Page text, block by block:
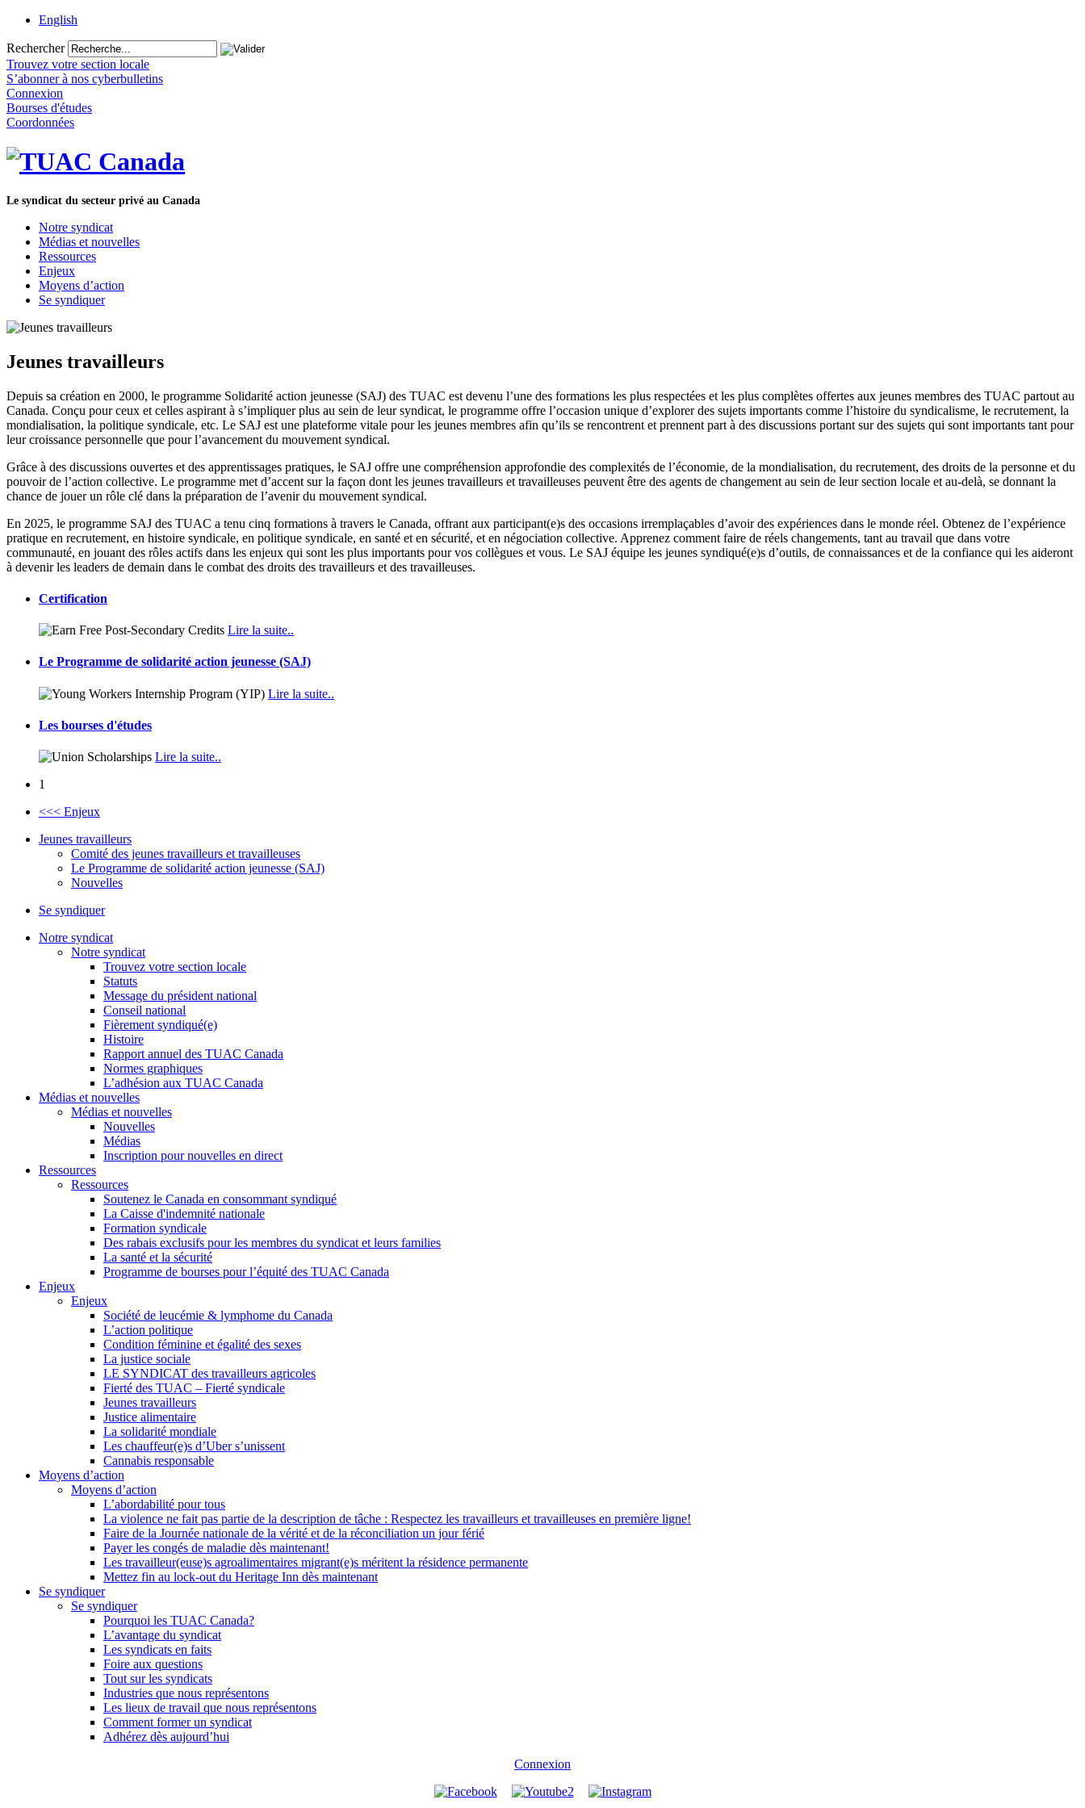
English
Rechercher
Trouvez votre section locale
S’abonner à nos cyberbulletins
Connexion
Bourses d'études
Coordonnées
Le syndicat du secteur privé au Canada
Notre syndicat
Médias et nouvelles
Ressources
Enjeux
Moyens d’action
Se syndiquer
Jeunes travailleurs
Depuis sa création en 2000, le programme Solidarité action jeunesse (SAJ) des TUAC est devenu l’une des formations les plus respectées et les plus complètes offertes aux jeunes membres des TUAC partout au
Canada. Conçu pour ceux et celles aspirant à s’impliquer plus au sein de leur syndicat, le programme offre l’occasion unique d’explorer des sujets importants comme l’histoire du syndicalisme, le recrutement, la
mondialisation, la politique syndicale, etc. Le SAJ est une plateforme vitale pour les jeunes membres afin qu’ils se rencontrent et prennent part à des discussions portant sur des sujets qui sont importants tant pour
leur croissance personnelle que pour l’avancement du mouvement syndical.
Grâce à des discussions ouvertes et des apprentissages pratiques, le SAJ offre une compréhension approfondie des complexités de l’économie, de la mondialisation, du recrutement, des droits de la personne et du
pouvoir de l’action collective. Le programme met d’accent sur la façon dont les jeunes travailleurs et travailleuses peuvent être des agents de changement au sein de leur section locale et au-delà, se donnant la
chance de jouer un rôle clé dans la préparation de l’avenir du mouvement syndical.
En 2025, le programme SAJ des TUAC a tenu cinq formations à travers le Canada, offrant aux participant(e)s des occasions irremplaçables d’avoir des expériences dans le monde réel. Obtenez de l’expérience
pratique en recrutement, en histoire syndicale, en politique syndicale, en santé et en sécurité, et en négociation collective. Apprenez comment faire de réels changements, tant au travail que dans votre
communauté, en jouant des rôles actifs dans les enjeux qui sont les plus importants pour vos collègues et vous. Le SAJ équipe les jeunes syndiqué(e)s d’outils, de connaissances et de la confiance qui les aideront
à devenir les leaders de demain dans le combat des droits des travailleurs et des travailleuses.
Certification
Lire la suite..
Le Programme de solidarité action jeunesse (SAJ)
Lire la suite..
Les bourses d'études
Lire la suite..
1
<<< Enjeux
Jeunes travailleurs
Comité des jeunes travailleurs et travailleuses
Le Programme de solidarité action jeunesse (SAJ)
Nouvelles
Se syndiquer
Notre syndicat
Notre syndicat
Trouvez votre section locale
Statuts
Message du président national
Conseil national
Fièrement syndiqué(e)
Histoire
Rapport annuel des TUAC Canada
Normes graphiques
L’adhésion aux TUAC Canada
Médias et nouvelles
Médias et nouvelles
Nouvelles
Médias
Inscription pour nouvelles en direct
Ressources
Ressources
Soutenez le Canada en consommant syndiqué
La Caisse d'indemnité nationale
Formation syndicale
Des rabais exclusifs pour les membres du syndicat et leurs families
La santé et la sécurité
Programme de bourses pour l’équité des TUAC Canada
Enjeux
Enjeux
Société de leucémie & lymphome du Canada
L’action politique
Condition féminine et égalité des sexes
La justice sociale
LE SYNDICAT des travailleurs agricoles
Fierté des TUAC – Fierté syndicale
Jeunes travailleurs
Justice alimentaire
La solidarité mondiale
Les chauffeur(e)s d’Uber s’unissent
Cannabis responsable
Moyens d’action
Moyens d’action
L’abordabilité pour tous
La violence ne fait pas partie de la description de tâche : Respectez les travailleurs et travailleuses en première ligne!
Faire de la Journée nationale de la vérité et de la réconciliation un jour férié
Payer les congés de maladie dès maintenant!
Les travailleur(euse)s agroalimentaires migrant(e)s méritent la résidence permanente
Mettez fin au lock-out du Heritage Inn dès maintenant
Se syndiquer
Se syndiquer
Pourquoi les TUAC Canada?
L’avantage du syndicat
Les syndicats en faits
Foire aux questions
Tout sur les syndicats
Industries que nous représentons
Les lieux de travail que nous représentons
Comment former un syndicat
Adhérez dès aujourd’hui
Connexion